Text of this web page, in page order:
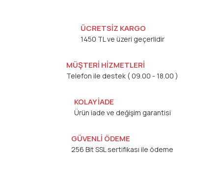
ÜCRETSİZ KARGO
1450 TL ve üzeri geçerlidir
MÜŞTERİ HİZMETLERİ
Telefon ile destek ( 09.00 - 18.00 )
KOLAY İADE
Ürün iade ve değişim garantisi
GÜVENLİ ÖDEME
256 Bit SSL sertifikası ile ödeme